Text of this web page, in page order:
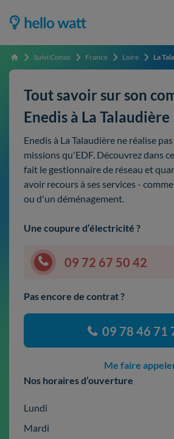
Accueil Suivi Conso France Loire La
Tout savoir sur son
Enedis à La Talaudière
Enedis à La Talaudière ne réalise
missions qu'EDF. Découvrez dans
fait le gestionnaire de réseau et
avoir recours à ses services -
ou d'un déménagement.
Une coupure d’électricité ?
09 72 67 50 42
Pas encore de contrat ?
09 78 46 71
Me faire
Nos horaires d’ouverture
Lundi
Mardi